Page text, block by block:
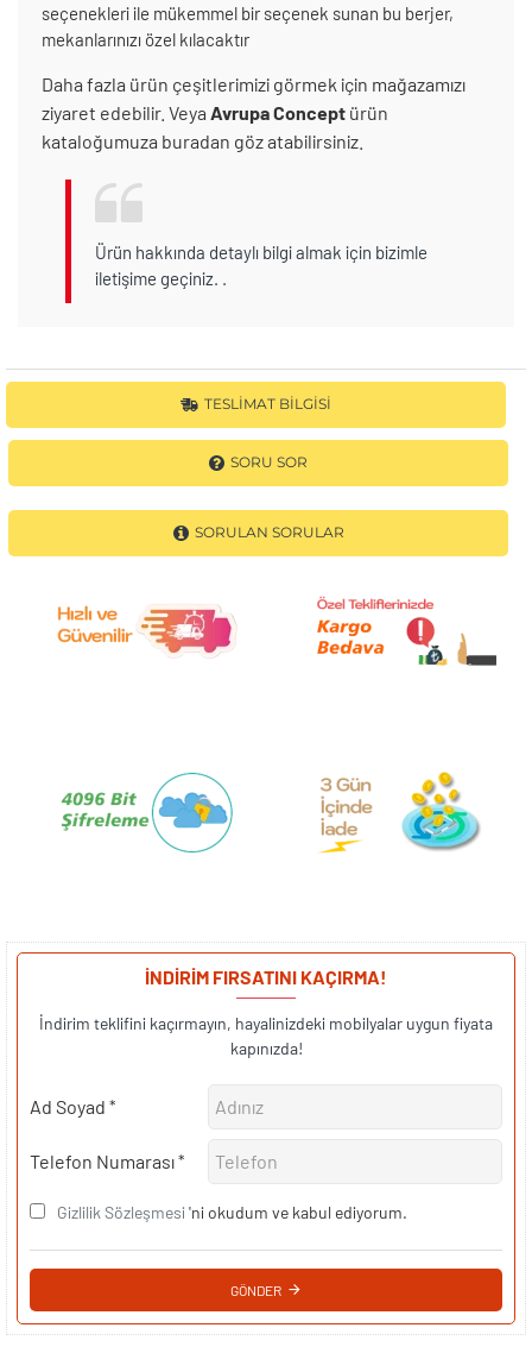
TESLIMAT BILGISI
SORU SOR
SORULAN SORULAR
İNDİRİM FIRSATINI KAÇIRMA!
İndirim teklifini kaçırmayın, hayalinizdeki mobilyalar uygun fiyata
kapınızda!
Ad Soyad
Telefon Numarası
Gizlilik Sözleşmesi 'ni okudum ve kabul ediyorum.
GÖNDER
seçenekleri ile mükemmel bir seçenek sunan bu berjer,
mekanlarınızı özel kılacaktır
Daha fazla ürün çeşitlerimizi görmek için mağazamızı
ziyaret edebilir. Veya Avrupa Concept ürün
kataloğumuza buradan göz atabilirsiniz.
Ürün hakkında detaylı bilgi almak için bizimle
iletişime geçiniz. .